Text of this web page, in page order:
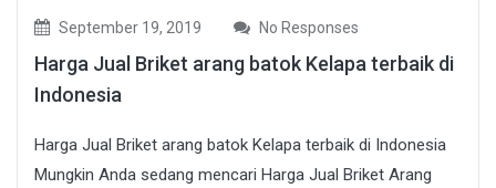
September 19, 2019 No Responses
Harga Jual Briket arang batok Kelapa terbaik di
Indonesia
Harga Jual Briket arang batok Kelapa terbaik di Indonesia
Mungkin Anda sedang mencari Harga Jual Briket Arang